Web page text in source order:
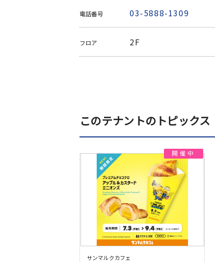
電話番号 03-5888-1309
フロア 2F
このテナントのトピックス
サンマルクカフェ